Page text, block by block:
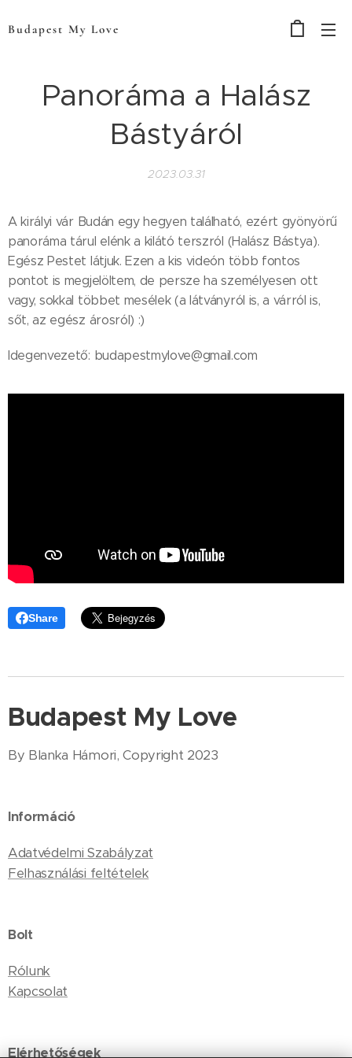
Budapest My Love
Panoráma a Halász
Bástyáról
2023.03.31
A királyi vár Budán egy hegyen található, ezért gyönyörű
panoráma tárul elénk a kilátó terszról (Halász Bástya).
Egész Pestet látjuk. Ezen a kis videón több fontos
pontot is megjelöltem, de persze ha személyesen ott
vagy, sokkal többet mesélek (a látványról is, a várról is,
sőt, az egész árosról) :)
Idegenvezető: budapestmylove@gmail.com
Share
Budapest My Love
By Blanka Hámori, Copyright 2023
Információ
Adatvédelmi Szabályzat
Felhasználási feltételek
Bolt
Rólunk
Kapcsolat
Elérhetőségek